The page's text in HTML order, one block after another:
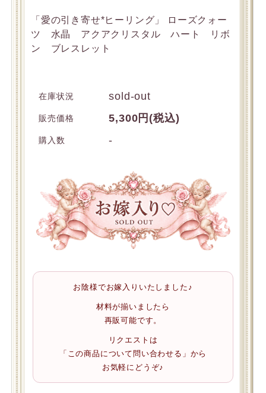
「愛の引き寄せ*ヒーリング」 ローズクォー
ツ 水晶 アクアクリスタル ハート リボ
ン ブレスレット
在庫状況 sold-out
販売価格 5,300円(税込)
購入数 -
お陰様でお嫁入りいたしました♪
材料が揃いましたら
再販可能です。
リクエストは
「この商品について問い合わせる」から
お気軽にどうぞ♪